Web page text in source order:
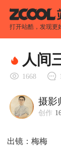
打开站酷，发现更
人间
1668 1
摄影
创作
出镜：梅梅